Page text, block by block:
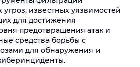
известных уязвимостей
для достижения
предотвращения атак и
средства борьбы с
для обнаружения и